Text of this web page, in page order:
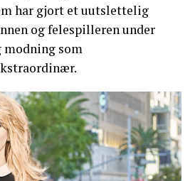
har gjort et uutslettelig
og felespilleren under
modning som